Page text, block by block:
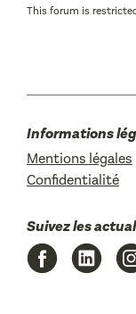
This forum is
Informations
Mentions légales
Confidentialité
Suivez les